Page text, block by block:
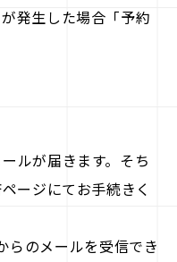
発生した場合「予約
ルが届きます。そち
ージにてお手続きく
のメールを受信でき